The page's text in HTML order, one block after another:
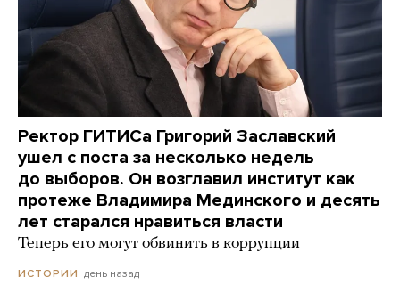
Ректор ГИТИСа Григорий Заславский
ушел с поста за несколько недель
до выборов. Он возглавил институт как
протеже Владимира Мединского и десять
лет старался нравиться власти
Теперь его могут обвинить в коррупции
ИСТОРИИ день назад